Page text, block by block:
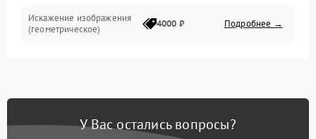
Искажение изображения
(геометрическое)
4000 ₽ Подробнее →
при всех фокусных
4500 ₽ Подробнее →
У Вас остались вопросы?